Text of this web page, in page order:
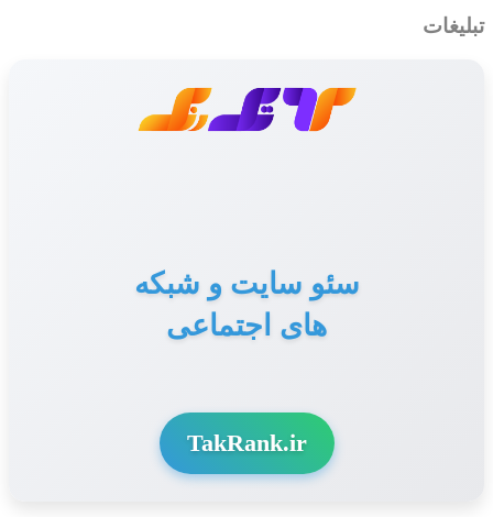
تبلیغات
سئو سایت و شبکه
های اجتماعی
TakRank.ir